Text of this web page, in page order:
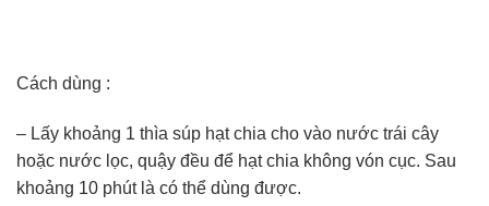
Cách dùng :
– Lấy khoảng 1 thìa súp hạt chia cho vào nước trái cây
hoặc nước lọc, quậy đều để hạt chia không vón cục. Sau
khoảng 10 phút là có thể dùng được.